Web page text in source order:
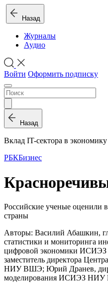
Назад
Журналы
Аудио
Войти Оформить подписку
Назад
Вклад IT-сектора в
РБКБизнес
Российские ученые оценили
страны
Авторы: Василий Абашкин,
статистики и мониторинга
цифровой экономики
заместитель директора
НИУ ВШЭ; Юрий Дранев,
моделирования ИСИЭЗ